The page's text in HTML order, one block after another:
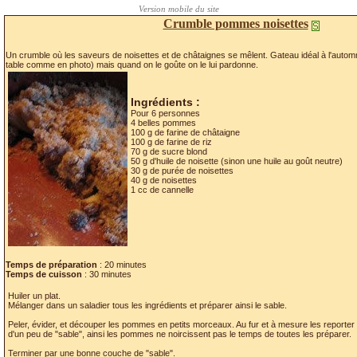
Crumble pommes noisettes
Un crumble où les saveurs de noisettes et de châtaignes se mêlent. Gateau idéal à
table comme en photo) mais quand on le goûte on le lui pardonne.
Ingrédients :
Pour 6 personnes
4 belles pommes
100 g de farine de châtaigne
100 g de farine de riz
70 g de sucre blond
50 g d'huile de noisette (sinon une huile au goût neutre)
30 g de purée de noisettes
40 g de noisettes
1 cc de cannelle
Temps de préparation : 20 minutes
Temps de cuisson : 30 minutes
Huiler un plat.
Mélanger dans un saladier tous les ingrédients et préparer ainsi le sable.
Peler, évider, et découper les pommes en petits morceaux. Au fur et à mesure les
d'un peu de "sable", ainsi les pommes ne noircissent pas le temps de toutes les préparer.
Terminer par une bonne couche de "sable".